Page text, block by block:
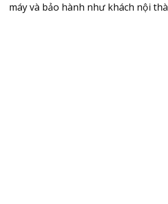
máy và bảo hành như khách nội